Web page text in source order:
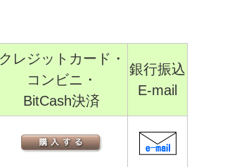
クレジットカード・
コンビニ・
BitCash決済
銀行振込
E-mail